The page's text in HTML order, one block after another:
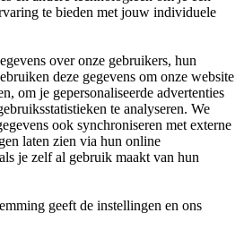
te bieden met jouw individuele
over onze gebruikers, hun
deze gegevens om onze website
om je gepersonaliseerde advertenties
te analyseren. We
ook synchroniseren met externe
laten zien via hun online
je zelf al gebruik maakt van hun
geeft de instellingen en ons